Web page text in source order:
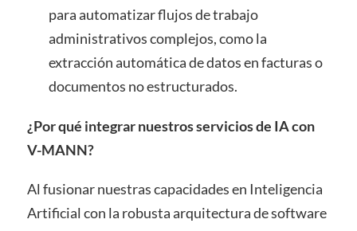
para automatizar flujos de trabajo
administrativos complejos, como la
extracción automática de datos en facturas o
documentos no estructurados.
¿Por qué integrar nuestros servicios de IA con
V-MANN?
Al fusionar nuestras capacidades en Inteligencia
Artificial con la robusta arquitectura de software